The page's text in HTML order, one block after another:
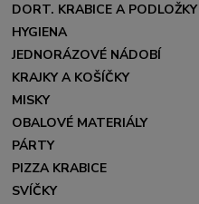
DORT. KRABICE A PODLOŽKY
HYGIENA
JEDNORÁZOVÉ NÁDOBÍ
KRAJKY A KOŠÍČKY
MISKY
OBALOVÉ MATERIÁLY
PÁRTY
PIZZA KRABICE
SVÍČKY